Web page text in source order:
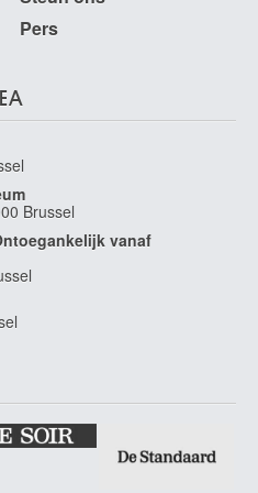
(Nederland) ? 1662
Pers
Brussel
vanaf